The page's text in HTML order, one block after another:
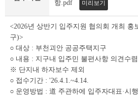
항.pdf
미리보기
<2026년 상반기 입주지원 협의회 개최 홍
구)>
○ 대상 : 부천괴안 공공주택지구
○ 내용 : 지구내 입주민 불편사항 의견수렴
※ 단지내 하자보수 제외
○ 접수기간 : '26.4.1.~4.14.
○ 운영방법 : 道 주관하에 입주자대표·시